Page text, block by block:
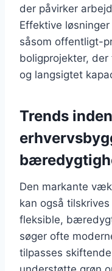
der påvirker
Effektive
såsom offentligt-
boligprojekter,
og langsigtet
Trends
Den markante
kan også
fleksible,
søger ofte
tilpasses